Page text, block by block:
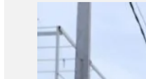
បង្ហោះព័ត៌មានដែលនិយាយថា ការបែកធ្
ក្របណ្ដាញសង្គមទាំងអស់ដើម្បីអាចប្រមូ
វិញ្ញាសាដែលបានចេញប្រឡងពិតមែន ក៏ប៉ុន្
ឃើញថា មានវិញ្ញាសាមួយចំនួនដែលបង្ហោ
មកដល់ពេលនេះយើងនឹងព្យាយាមស្រាវជ្
បែកធ្លាយវិញ្ញាសាប្រឡងនេះ មានលទ្